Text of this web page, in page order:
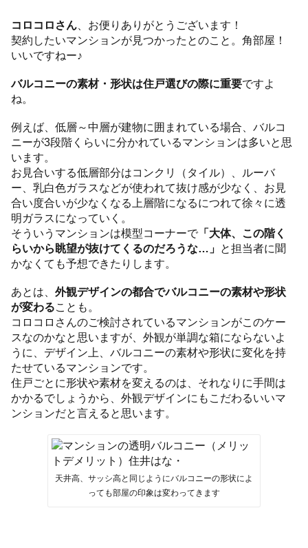
コロコロさん 、お便りありがとうございます！
契約したいマンションが見つかったとのこと。角部屋！
いいですねー♪
バルコニーの素材・形状は住戸選びの際に重要ですよ
ね。
例えば、低層～中層が建物に囲まれている場合、バルコ
ニーが3段階くらいに分かれているマンションは多いと思
います。
お見合いする低層部分はコンクリ（タイル）、ルーバ
ー、乳白色ガラスなどが使われて抜け感が少なく、お見
合い度合いが少なくなる上層階になるにつれて徐々に透
明ガラスになっていく。
そういうマンションは模型コーナーで「大体、この階く
らいから眺望が抜けてくるのだろうな…」 と担当者に聞
かなくても予想できたりします。
あとは、外観デザインの都合でバルコニーの素材や形状
が変わることも。
コロコロさんのご検討されているマンションがこのケー
スなのかなと思いますが、外観が単調な箱にならないよ
うに、デザイン上、バルコニーの素材や形状に変化を持
たせているマンションです。
住戸ごとに形状や素材を変えるのは、それなりに手間は
かかるでしょうから、外観デザインにもこだわるいいマ
ンションだと言えると思います。
天井高、サッシ高と同じようにバルコニーの形状によ
っても部屋の印象は変わってきます